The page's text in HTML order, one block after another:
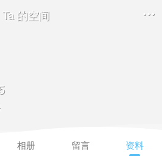
Ta 的空间 
相册 留言 资料